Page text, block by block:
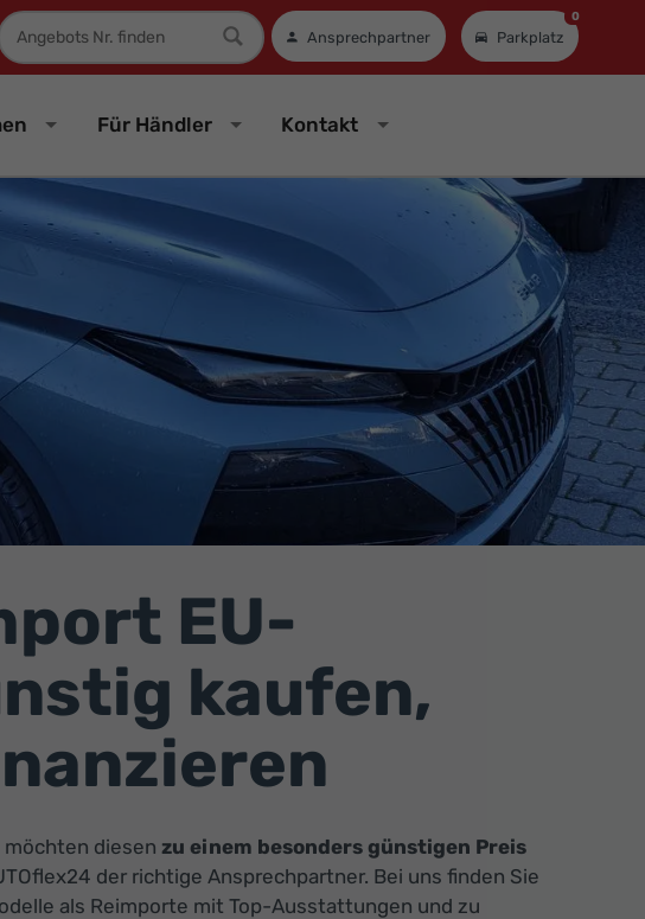
Fahrzeugnummer
Ansprechpartner Parkplatz
0
Für Händler Kontakt
EU-
kaufen,
möchten diesen zu einem besonders günstigen Preis
der richtige Ansprechpartner. Bei uns finden Sie
als Reimporte mit Top-Ausstattungen und zu